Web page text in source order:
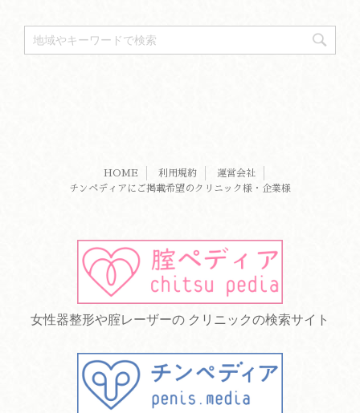
HOME 利用規約
運営会社
チンペディアにご掲載希望のクリニック様・企業様
女性器整形や腟レーザーの クリニックの検索サイト